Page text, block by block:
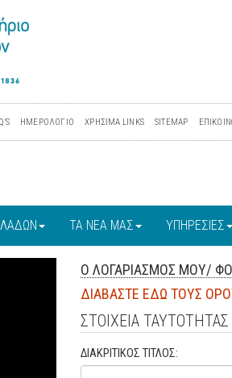
ΗΜΕΡΟΛΟΓΙΟ ΧΡΗΣΙΜΑ LINKS SITEMAP
ΤΑ ΝΕΑ ΜΑΣ ΥΠΗΡΕΣΙΕΣ
Ο ΛΟΓΑΡΙΑΣΜΟΣ ΜΟΥ/
ΔΙΑΒΑΣΤΕ ΕΔΩ ΤΟΥΣ
ΣΤΟΙΧΕΙΑ ΤΑΥΤΟΤΗΤΑΣ
ΔΙΑΚΡΙΤΙΚΟΣ ΤΙΤΛΟΣ: